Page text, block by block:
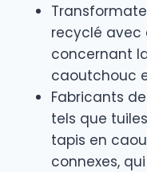
recyclé avec
concernant
caoutchouc
Fabricants
tels que
tapis en
connexes,